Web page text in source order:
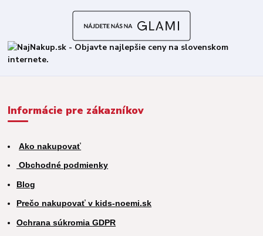
Informácie pre zákazníkov
Ako nakupovať
Obchodné podmienky
Blog
Prečo nakupovať v kids-noemi.sk
Ochrana súkromia GDPR